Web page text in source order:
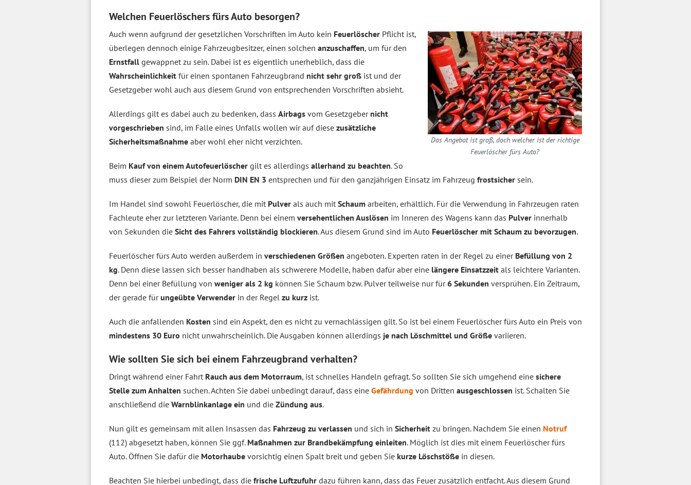
Welchen Feuerlöschers fürs Auto besorgen?
Das Angebot ist groß, doch welcher ist der richtige
Feuerlöscher fürs Auto?
Auch wenn aufgrund der gesetzlichen Vorschriften im Auto kein Feuerlöscher Pflicht ist,
überlegen dennoch einige Fahrzeugbesitzer, einen solchen anzuschaffen, um für den
Ernstfall gewappnet zu sein. Dabei ist es eigentlich unerheblich, dass die
Wahrscheinlichkeit für einen spontanen Fahrzeugbrand nicht sehr groß ist und der
Gesetzgeber wohl auch aus diesem Grund von entsprechenden Vorschriften absieht.
Allerdings gilt es dabei auch zu bedenken, dass Airbags vom Gesetzgeber nicht
vorgeschrieben sind, im Falle eines Unfalls wollen wir auf diese zusätzliche
Sicherheitsmaßnahme aber wohl eher nicht verzichten.
Beim Kauf von einem Autofeuerlöscher gilt es allerdings allerhand zu beachten. So
muss dieser zum Beispiel der Norm DIN EN 3 entsprechen und für den ganzjährigen Einsatz im Fahrzeug frostsicher sein.
Im Handel sind sowohl Feuerlöscher, die mit Pulver als auch mit Schaum arbeiten, erhältlich. Für die Verwendung in Fahrzeugen raten
Fachleute eher zur letzteren Variante. Denn bei einem versehentlichen Auslösen im Inneren des Wagens kann das Pulver innerhalb
von Sekunden die Sicht des Fahrers vollständig blockieren. Aus diesem Grund sind im Auto Feuerlöscher mit Schaum zu bevorzugen.
Feuerlöscher fürs Auto werden außerdem in verschiedenen Größen angeboten. Experten raten in der Regel zu einer Befüllung von 2
kg. Denn diese lassen sich besser handhaben als schwerere Modelle, haben dafür aber eine längere Einsatzzeit als leichtere Varianten.
Denn bei einer Befüllung von weniger als 2 kg können Sie Schaum bzw. Pulver teilweise nur für6 Sekunden versprühen. Ein Zeitraum,
der gerade fürungeübte Verwender in der Regel zu kurz ist.
Auch die anfallenden Kosten sind ein Aspekt, den es nicht zu vernachlässigen gilt. So ist bei einem Feuerlöscher fürs Auto ein Preis von
mindestens 30 Euro nicht unwahrscheinlich. Die Ausgaben können allerdings je nach Löschmittel und Größe variieren.
Wie sollten Sie sich bei einem Fahrzeugbrand verhalten?
Dringt während einer Fahrt Rauch aus dem Motorraum, ist schnelles Handeln gefragt. So sollten Sie sich umgehend eine sichere
Stelle zum Anhalten suchen. Achten Sie dabei unbedingt darauf, dass eine Gefährdung von Dritten ausgeschlossen ist. Schalten Sie
anschließend die Warnblinkanlage ein und die Zündung aus.
Nun gilt es gemeinsam mit allen Insassen das Fahrzeug zu verlassen und sich in Sicherheit zu bringen. Nachdem Sie einen Notruf
(112) abgesetzt haben, können Sie ggf. Maßnahmen zur Brandbekämpfung einleiten. Möglich ist dies mit einem Feuerlöscher fürs
Auto. Öffnen Sie dafür die Motorhaube vorsichtig einen Spalt breit und geben Sie kurze Löschstöße in diesen.
Beachten Sie hierbei unbedingt, dass die frische Luftzufuhr dazu führen kann, dass das Feuer zusätzlich entfacht. Aus diesem Grund